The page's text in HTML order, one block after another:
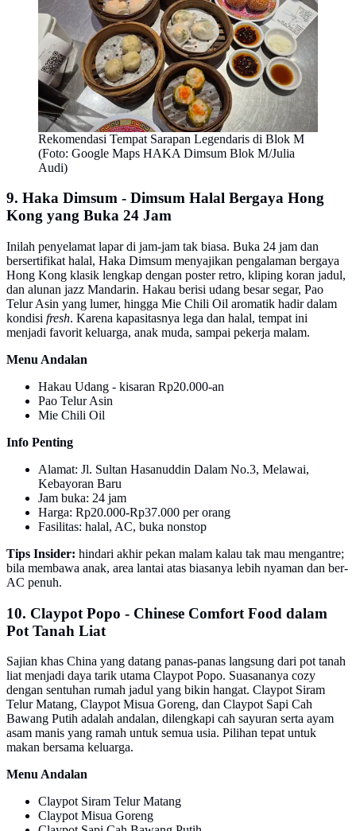
Rekomendasi Tempat Sarapan Legendaris di Blok M
(Foto: Google Maps HAKA Dimsum Blok M/Julia
Audi)
9. Haka Dimsum - Dimsum Halal Bergaya Hong
Kong yang Buka 24 Jam
Inilah penyelamat lapar di jam-jam tak biasa. Buka 24 jam dan
bersertifikat halal, Haka Dimsum menyajikan pengalaman bergaya
Hong Kong klasik lengkap dengan poster retro, kliping koran jadul,
dan alunan jazz Mandarin. Hakau berisi udang besar segar, Pao
Telur Asin yang lumer, hingga Mie Chili Oil aromatik hadir dalam
kondisi fresh. Karena kapasitasnya lega dan halal, tempat ini
menjadi favorit keluarga, anak muda, sampai pekerja malam.
Menu Andalan
Hakau Udang - kisaran Rp20.000-an
Pao Telur Asin
Mie Chili Oil
Info Penting
Alamat: Jl. Sultan Hasanuddin Dalam No.3, Melawai,
Kebayoran Baru
Jam buka: 24 jam
Harga: Rp20.000-Rp37.000 per orang
Fasilitas: halal, AC, buka nonstop
Tips Insider: hindari akhir pekan malam kalau tak mau mengantre;
bila membawa anak, area lantai atas biasanya lebih nyaman dan ber-
AC penuh.
10. Claypot Popo - Chinese Comfort Food dalam
Pot Tanah Liat
Sajian khas China yang datang panas-panas langsung dari pot tanah
liat menjadi daya tarik utama Claypot Popo. Suasananya cozy
dengan sentuhan rumah jadul yang bikin hangat. Claypot Siram
Telur Matang, Claypot Misua Goreng, dan Claypot Sapi Cah
Bawang Putih adalah andalan, dilengkapi cah sayuran serta ayam
asam manis yang ramah untuk semua usia. Pilihan tepat untuk
makan bersama keluarga.
Menu Andalan
Claypot Siram Telur Matang
Claypot Misua Goreng